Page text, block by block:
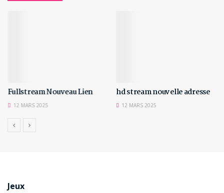
Fullstream Nouveau Lien
12 MARS 2025
hd stream nouvelle adresse
12 MARS 2025
Jeux